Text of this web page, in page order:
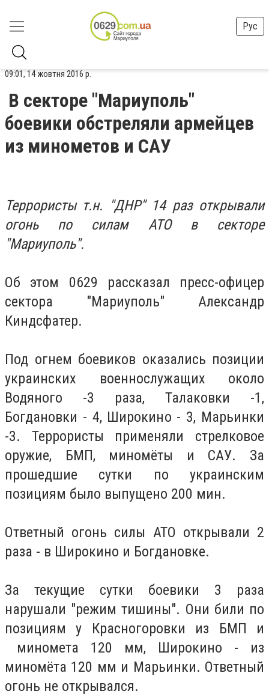
Рус
09:01, 14 жовтня 2016 р.
В секторе "Мариуполь"
боевики обстреляли армейцев
из минометов и САУ
Террористы т.н. "ДНР" 14 раз открывали
огонь по силам АТО в секторе
"Мариуполь".
Об этом 0629 рассказал пресс-офицер
сектора "Мариуполь" Александр
Киндсфатер.
Под огнем боевиков оказались позиции
украинских военнослужащих около
Водяного -3 раза, Талаковки -1,
Богдановки - 4, Широкино - 3, Марьинки
-3. Террористы применяли стрелковое
оружие, БМП, миномёты и САУ. За
прошедшие сутки по украинским
позициям было выпущено 200 мин.
Ответный огонь силы АТО открывали 2
раза - в Широкино и Богдановке.
За текущие сутки боевики 3 раза
нарушали "режим тишины". Они били по
позициям у Красногоровки из БМП и
миномета 120 мм, Широкино - из
миномёта 120 мм и Марьинки. Ответный
огонь не открывался.